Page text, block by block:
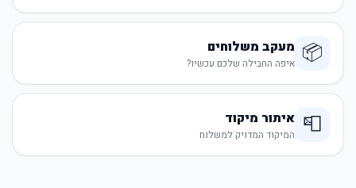
📦 מעקב משלוחים
איפה החבילה שלכם עכשיו?
📮 איתור מיקוד
המיקוד המדויק למשלוח